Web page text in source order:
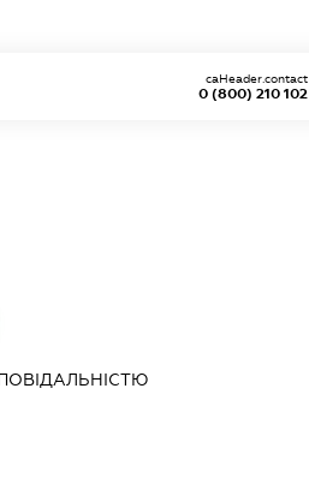
0 (800) 210 102
caHeader.contact